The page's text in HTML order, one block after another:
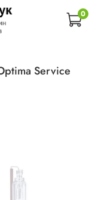
0
Service